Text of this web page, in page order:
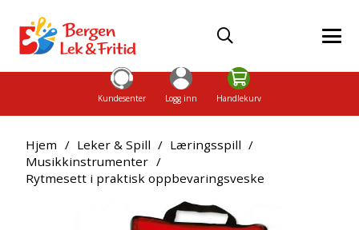
Kundesenter Logg inn Handlekurv
Hjem / Leker & Spill / Læringsspill /
Musikkinstrumenter /
Rytmesett i praktisk oppbevaringsveske